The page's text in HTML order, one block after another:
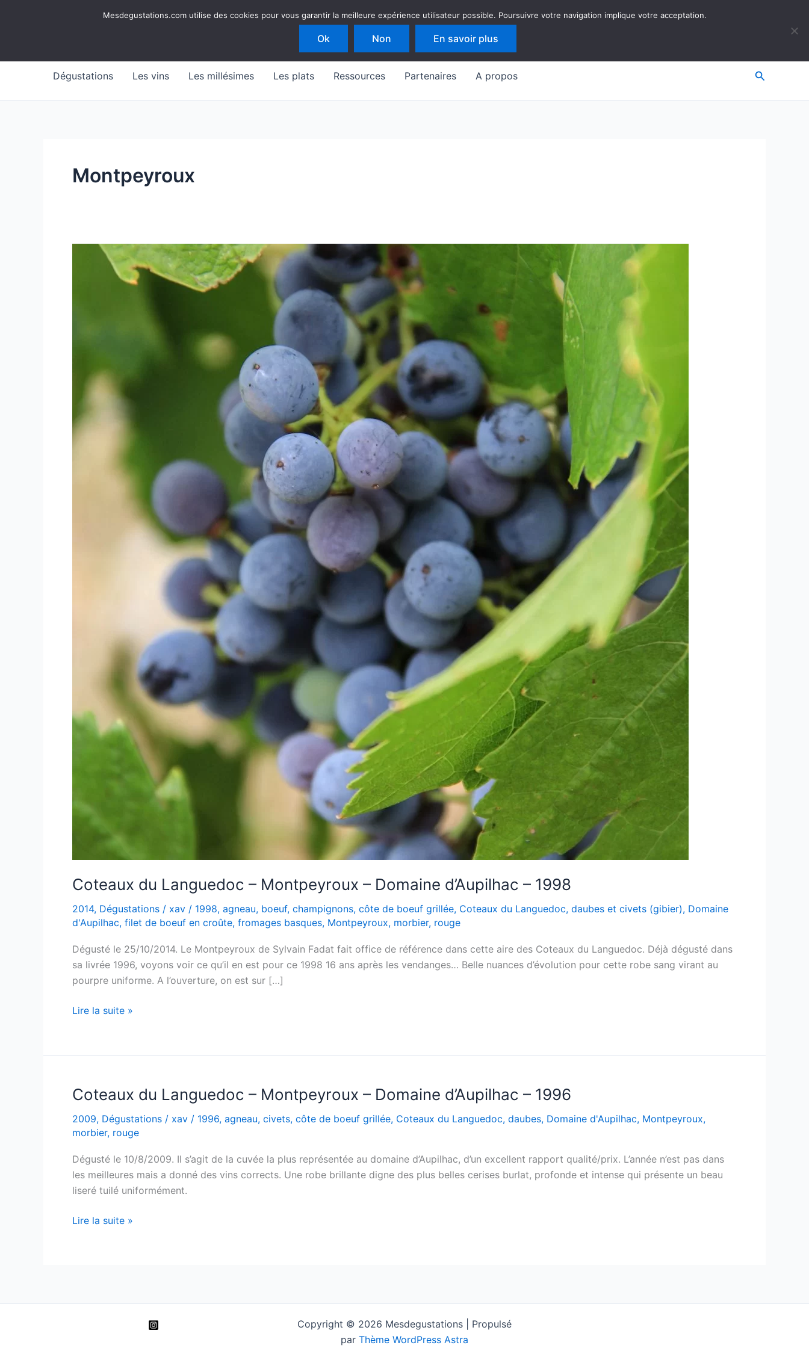
Mesdegustations
Dégustations Les vins Les millésimes Les plats Ressources Partenaires A propos
Montpeyroux
Coteaux du Languedoc – Montpeyroux – Domaine d’Aupilhac – 1998
2014, Dégustations / xav / 1998, agneau, boeuf, champignons, côte de boeuf grillée, Coteaux du Languedoc, daubes et civets (gibier), Domaine
d'Aupilhac, filet de boeuf en croûte, fromages basques, Montpeyroux, morbier, rouge
Dégusté le 25/10/2014. Le Montpeyroux de Sylvain Fadat fait office de référence dans cette aire des Coteaux du Languedoc. Déjà dégusté dans
sa livrée 1996, voyons voir ce qu’il en est pour ce 1998 16 ans après les vendanges… Belle nuances d’évolution pour cette robe sang virant au
pourpre uniforme. A l’ouverture, on est sur […]
Coteaux
–
–
Domaine
d’Aupilhac
–
Lire la suite »
Coteaux du Languedoc – Montpeyroux – Domaine d’Aupilhac – 1996
2009, Dégustations / xav / 1996, agneau, civets, côte de boeuf grillée, Coteaux du Languedoc, daubes, Domaine d'Aupilhac, Montpeyroux,
morbier, rouge
Dégusté le 10/8/2009. Il s’agit de la cuvée la plus représentée au domaine d’Aupilhac, d’un excellent rapport qualité/prix. L’année n’est pas dans
les meilleures mais a donné des vins corrects. Une robe brillante digne des plus belles cerises burlat, profonde et intense qui présente un beau
liseré tuilé uniformément.
Coteaux
Lire la suite »
Copyright © 2026 Mesdegustations | Propulsé
par Thème WordPress Astra
Mesdegustations.com utilise des cookies pour vous garantir la meilleure expérience utilisateur possible. Poursuivre votre navigation implique votre acceptation.
Ok Non En savoir plus